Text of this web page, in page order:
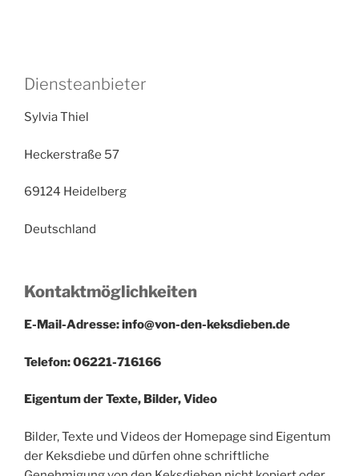
Diensteanbieter
Sylvia Thiel
Heckerstraße 57
69124 Heidelberg
Deutschland
Kontaktmöglichkeiten
E-Mail-Adresse: info@von-den-keksdieben.de
Telefon: 06221-716166
Eigentum der Texte, Bilder, Video
Bilder, Texte und Videos der Homepage sind Eigentum
der Keksdiebe und dürfen ohne schriftliche